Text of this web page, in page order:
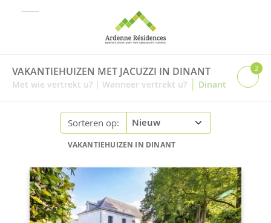
VAKANTIEHUIZEN MET JACUZZI IN DINANT
Met wie vertrekt u? | Wanneer vertrekt u? | Dinant
2
Sorteren op:
VAKANTIEHUIZEN IN DINANT